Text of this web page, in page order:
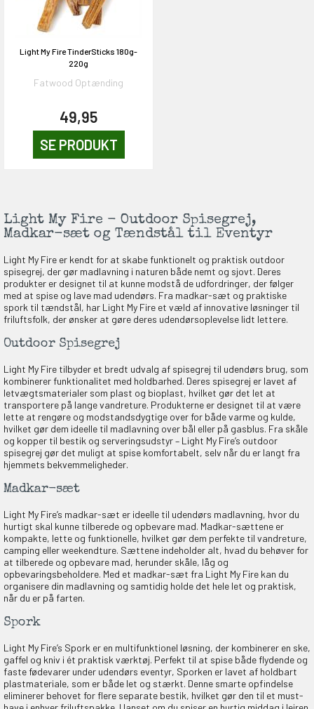
Light My Fire TinderSticks 180g-
220g
Fatwood Optænding
49,95
SE PRODUKT
Light My Fire - Outdoor Spisegrej,
Madkar-sæt og Tændstål til Eventyr
Light My Fire er kendt for at skabe funktionelt og praktisk outdoor
spisegrej, der gør madlavning i naturen både nemt og sjovt. Deres
produkter er designet til at kunne modstå de udfordringer, der følger
med at spise og lave mad udendørs. Fra madkar-sæt og praktiske
spork til tændstål, har Light My Fire et væld af innovative løsninger til
friluftsfolk, der ønsker at gøre deres udendørsoplevelse lidt lettere.
Outdoor Spisegrej
Light My Fire tilbyder et bredt udvalg af spisegrej til udendørs brug, som
kombinerer funktionalitet med holdbarhed. Deres spisegrej er lavet af
letvægtsmaterialer som plast og bioplast, hvilket gør det let at
transportere på lange vandreture. Produkterne er designet til at være
lette at rengøre og modstandsdygtige over for både varme og kulde,
hvilket gør dem ideelle til madlavning over bål eller på gasblus. Fra skåle
og kopper til bestik og serveringsudstyr – Light My Fire’s outdoor
spisegrej gør det muligt at spise komfortabelt, selv når du er langt fra
hjemmets bekvemmeligheder.
Madkar-sæt
Light My Fire’s madkar-sæt er ideelle til udendørs madlavning, hvor du
hurtigt skal kunne tilberede og opbevare mad. Madkar-sættene er
kompakte, lette og funktionelle, hvilket gør dem perfekte til vandreture,
camping eller weekendture. Sættene indeholder alt, hvad du behøver for
at tilberede og opbevare mad, herunder skåle, låg og
opbevaringsbeholdere. Med et madkar-sæt fra Light My Fire kan du
organisere din madlavning og samtidig holde det hele let og praktisk,
når du er på farten.
Spork
Light My Fire’s Spork er en multifunktionel løsning, der kombinerer en ske,
gaffel og kniv i ét praktisk værktøj. Perfekt til at spise både flydende og
faste fødevarer under udendørs eventyr, Sporken er lavet af holdbart
plastmateriale, som er både let og stærkt. Denne smarte opfindelse
eliminerer behovet for flere separate bestik, hvilket gør den til et must-
PÅ
om et gavekort på
om måneden
VIND!
DELTAG!
NEJ TAK!